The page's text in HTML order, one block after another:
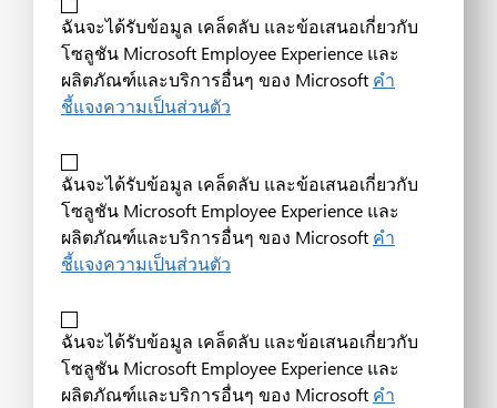
ฉันจะได้รับข้อมูล เคล็ดลับ และข้อเสนอเกี่ยวกับ
โซลูชัน Microsoft Employee Experience และ
ผลิตภัณฑ์และบริการอื่นๆ ของ Microsoft คำ
ชี้แจงความเป็นส่วนตัว
ฉันจะได้รับข้อมูล เคล็ดลับ และข้อเสนอเกี่ยวกับ
โซลูชัน Microsoft Employee Experience และ
ผลิตภัณฑ์และบริการอื่นๆ ของ Microsoft คำ
ชี้แจงความเป็นส่วนตัว
ฉันจะได้รับข้อมูล เคล็ดลับ และข้อเสนอเกี่ยวกับ
โซลูชัน Microsoft Employee Experience และ
ผลิตภัณฑ์และบริการอื่นๆ ของ Microsoft คำ